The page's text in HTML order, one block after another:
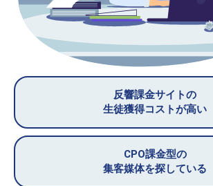
反響課金サイトの
生徒獲得コストが高い
CPO課金型の
集客媒体を探している